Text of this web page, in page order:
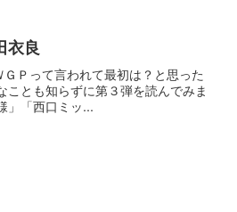
衣良
Ｐって言われて最初は？と思った
とも知らずに第３弾を読んでみま
」「西口ミッ...